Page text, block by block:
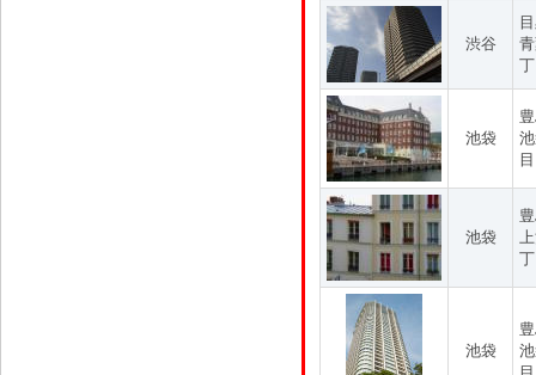
渋谷
池袋
池袋
池袋